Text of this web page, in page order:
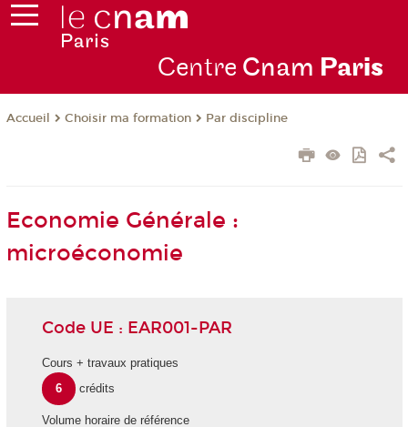
Centre Cnam Paris
Accueil Choisir ma formation Par discipline
Economie Générale :
microéconomie
Code UE : EAR001-PAR
Cours + travaux pratiques
6
crédits
Volume horaire de référence